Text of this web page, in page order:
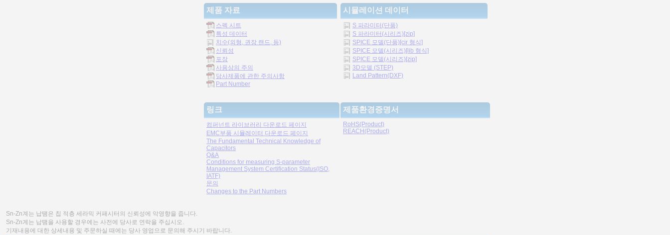
제품 자료
스펙 시트
특성 데이터
치수(외형, 권장 랜드, 등)
신뢰성
포장
사용상의 주의
당사제품에 관한 주의사항
Part Number
시뮬레이션 데이터
S 파라미터(단품)
S 파라미터(시리즈)[zip]
SPICE 모델(단품)[cir 형식]
SPICE 모델(시리즈)[lib 형식]
SPICE 모델(시리즈)[zip]
3D모델 (STEP)
Land Pattern(DXF)
링크
컴퍼넌트 라이브러리 다운로드 페이지
EMC부품 시뮬레이터 다운로드 페이지
The Fundamental Technical Knowledge of
Capacitors
Q&A
Conditions for measuring S-parameter
Management System Certification Status(ISO,
IATF)
문의
Changes to the Part Numbers
제품환경증명서
RoHS(Product)
REACH(Product)
Sn-Zn계는 납땜은 칩 적층 세라믹 커패시터의 신뢰성에 악영향을 줍니다.
Sn-Zn계는 납땜을 사용할 경우에는 사전에 당사로 연락을 주십시오.
기재내용에 대한 상세내용 및 주문하실 때에는 당사 영업으로 문의해 주시기 바랍니다.